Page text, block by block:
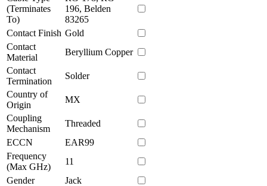
(Terminates
To)
196, Belden
83265
Contact Finish Gold
Contact
Material
Beryllium Copper
Contact
Termination
Solder
Country of
Origin
MX
Coupling
Mechanism
Threaded
ECCN
EAR99
Frequency
(Max GHz)
11
Gender
Jack